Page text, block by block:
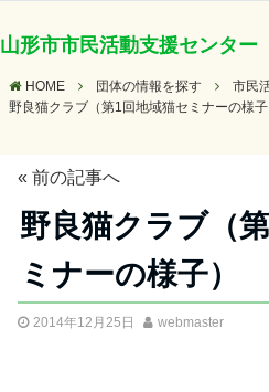
山形市市民活動支援センター
HOME 団体の情報を探す 市民
野良猫クラブ（第1回地域猫セミナーの様子
« 前の記事へ
野良猫クラブ（
ミナーの様子）
2014年12月25日 webmaster